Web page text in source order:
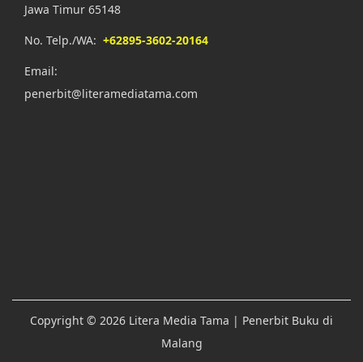
Jawa Timur 65148
No. Telp./WA: +62895-3602-20164
Email:
penerbit@literamediatama.com
Copyright © 2026 Litera Media Tama | Penerbit Buku di
Malang